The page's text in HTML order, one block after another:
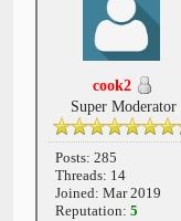
cook2
Super Moderator
Posts: 285
Threads: 14
Joined: Mar 2019
Reputation: 5